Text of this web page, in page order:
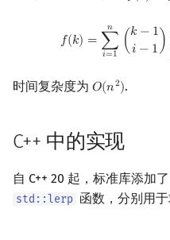
𝑓(𝑘) =
𝑛
∑
𝑖=1
( 𝑘 − 1
𝑖 − 1 )
∑i=1 n(k −1 i− 1
时间复杂度为 𝑂(𝑛2)
O(n2) .
C++ 中的实现
自 C++ 20 起，标准库添加了
std::lerp 函数，分别用